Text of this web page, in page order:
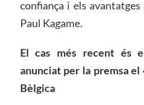
confiança i els
Paul Kagame.
El cas més recent és
anunciat per la premsa el
Bèlgica